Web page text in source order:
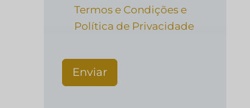
Termos e Condições e
Política de Privacidade
Enviar